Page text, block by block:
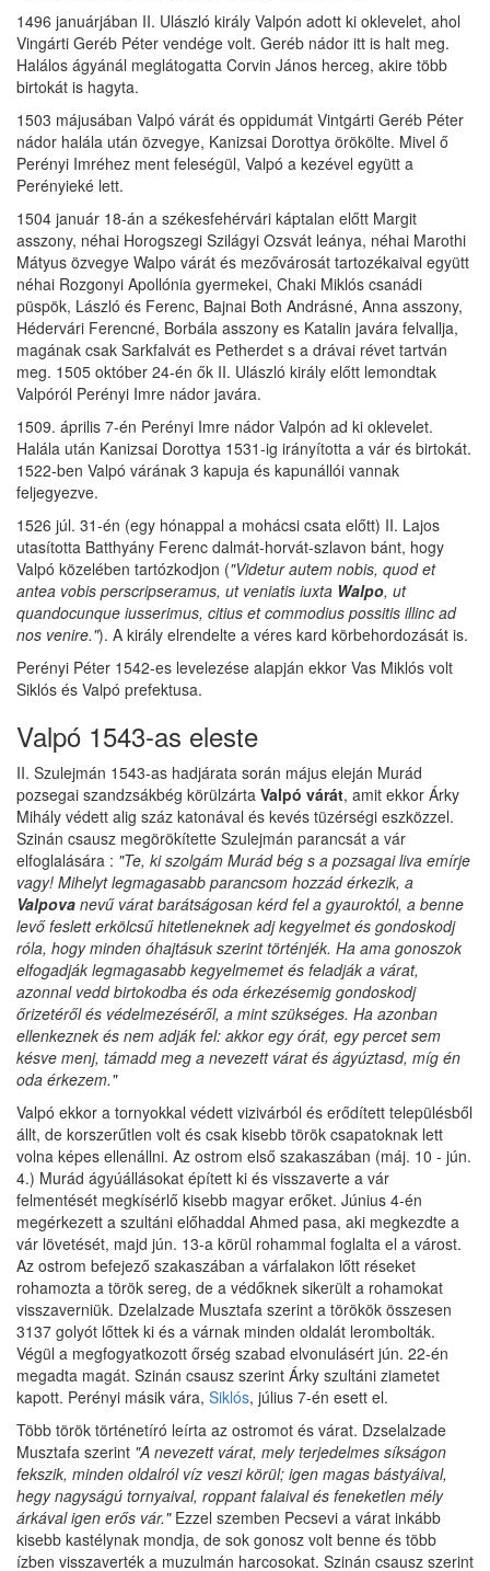
1496 januárjában II. Ulászló király Valpón adott ki oklevelet, ahol
Vingárti Geréb Péter vendége volt. Geréb nádor itt is halt meg.
Halálos ágyánál meglátogatta Corvin János herceg, akire több
birtokát is hagyta.
1503 májusában Valpó várát és oppidumát Vintgárti Geréb Péter
nádor halála után özvegye, Kanizsai Dorottya örökölte. Mivel ő
Perényi Imréhez ment feleségül, Valpó a kezével együtt a
Perényieké lett.
1504 január 18-án a székesfehérvári káptalan előtt Margit
asszony, néhai Horogszegi Szilágyi Ozsvát leánya, néhai Marothi
Mátyus özvegye Walpo várát és mezővárosát tartozékaival együtt
néhai Rozgonyi Apollónia gyermekei, Chaki Miklós csanádi
püspök, László és Ferenc, Bajnai Both Andrásné, Anna asszony,
Hédervári Ferencné, Borbála asszony es Katalin javára felvallja,
magának csak Sarkfalvát es Petherdet s a drávai révet tartván
meg. 1505 október 24-én ők II. Ulászló király előtt lemondtak
Valpóról Perényi Imre nádor javára.
1509. április 7-én Perényi Imre nádor Valpón ad ki oklevelet.
Halála után Kanizsai Dorottya 1531-ig irányította a vár és birtokát.
1522-ben Valpó várának 3 kapuja és kapunállói vannak
feljegyezve.
1526 júl. 31-én (egy hónappal a mohácsi csata előtt) II. Lajos
utasította Batthyány Ferenc dalmát-horvát-szlavon bánt, hogy
Valpó közelében tartózkodjon ("Videtur autem nobis, quod et
antea vobis perscripseramus, ut veniatis iuxta Walpo, ut
quandocunque iusserimus, citius et commodius possitis illinc ad
nos venire."). A király elrendelte a véres kard körbehordozását is.
Perényi Péter 1542-es levelezése alapján ekkor Vas Miklós volt
Siklós és Valpó prefektusa.
Valpó 1543-as eleste
II. Szulejmán 1543-as hadjárata során május eleján Murád
pozsegai szandzsákbég körülzárta Valpó várát, amit ekkor Árky
Mihály védett alig száz katonával és kevés tüzérségi eszközzel.
Szinán csausz megörökítette Szulejmán parancsát a vár
elfoglalására : "Te, ki szolgám Murád bég s a pozsagai liva emírje
vagy! Mihelyt legmagasabb parancsom hozzád érkezik, a
Valpova nevű várat barátságosan kérd fel a gyauroktól, a benne
levő feslett erkölcsű hitetleneknek adj kegyelmet és gondoskodj
róla, hogy minden óhajtásuk szerint történjék. Ha ama gonoszok
elfogadják legmagasabb kegyelmemet és feladják a várat,
azonnal vedd birtokodba és oda érkezésemig gondoskodj
őrizetéről és védelmezéséről, a mint szükséges. Ha azonban
ellenkeznek és nem adják fel: akkor egy órát, egy percet sem
késve menj, támadd meg a nevezett várat és ágyúztasd, míg én
oda érkezem."
Valpó ekkor a tornyokkal védett vizivárból és erődített településből
állt, de korszerűtlen volt és csak kisebb török csapatoknak lett
volna képes ellenállni. Az ostrom első szakaszában (máj. 10 - jún.
4.) Murád ágyúállásokat épített ki és visszaverte a vár
felmentését megkísérlő kisebb magyar erőket. Június 4-én
megérkezett a szultáni előhaddal Ahmed pasa, aki megkezdte a
vár lövetését, majd jún. 13-a körül rohammal foglalta el a várost.
Az ostrom befejező szakaszában a várfalakon lőtt réseket
rohamozta a török sereg, de a védőknek sikerült a rohamokat
visszaverniük. Dzelalzade Musztafa szerint a törökök összesen
3137 golyót lőttek ki és a várnak minden oldalát lerombolták.
Végül a megfogyatkozott őrség szabad elvonulásért jún. 22-én
megadta magát. Szinán csausz szerint Árky szultáni ziametet
kapott. Perényi másik vára, Siklós, július 7-én esett el.
Több török történetíró leírta az ostromot és várat. Dzselalzade
Musztafa szerint "A nevezett várat, mely terjedelmes síkságon
fekszik, minden oldalról víz veszi körül; igen magas bástyáival,
hegy nagyságú tornyaival, roppant falaival és feneketlen mély
árkával igen erős vár."Ezzel szemben Pecsevi a várat inkább
kisebb kastélynak mondja, de sok gonosz volt benne és több
ízben visszaverték a muzulmán harcosokat. Szinán csausz szerint